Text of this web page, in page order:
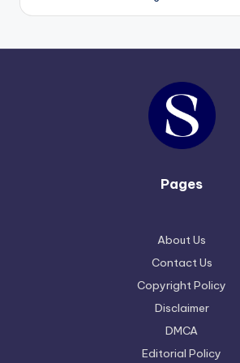
Pages
About Us
Contact Us
Copyright Policy
Disclaimer
DMCA
Editorial Policy